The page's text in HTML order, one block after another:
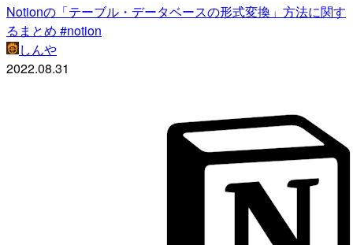
Notionの「テーブル・データベースの形式変換」方法に関す
るまとめ #notion
しんや
2022.08.31